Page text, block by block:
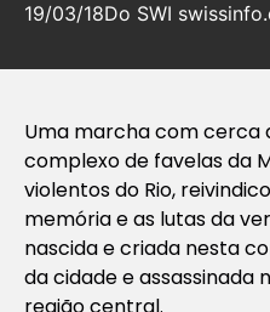
19/03/18Do SWI
Uma marcha com cerca
complexo de favelas da
violentos do Rio,
memória e as lutas da
nascida e criada nesta
da cidade e assassinada
região central.